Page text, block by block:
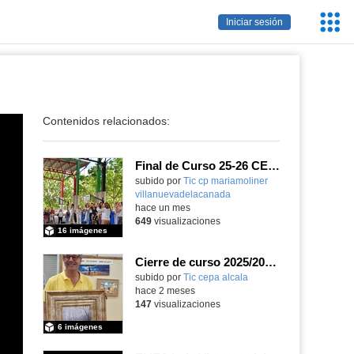
Iniciar sesión
Contenidos relacionados:
Final de Curso 25-26 CEIPSO MARÍA MOLINER
subido por Tic cp mariamoliner
villanuevadelacanada
16 imágenes
hace un mes
649visualizaciones
Cierre de curso 2025/2026 Asociación cultural Don Juan I
subido por Tic cepa alcala
6 imágenes
hace 2 meses
147visualizaciones